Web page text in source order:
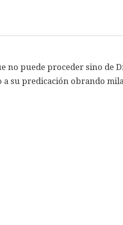
no puede proceder sino
su predicación obrando